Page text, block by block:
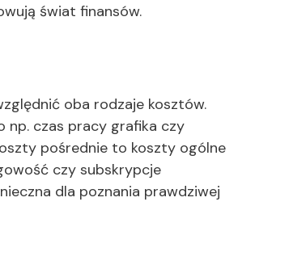
świat finansów.
oba rodzaje kosztów.
np. czas pracy grafika czy
pośrednie to koszty ogólne
czy subskrypcje
dla poznania prawdziwej